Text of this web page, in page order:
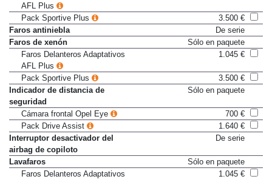
AFL Plus
Pack Sportive Plus
3.500 €
Faros antiniebla
De serie
Faros de xenón
Sólo en paquete
Faros Delanteros Adaptativos
AFL Plus
1.045 €
Pack Sportive Plus
3.500 €
Indicador de distancia de
seguridad
Sólo en paquete
Cámara frontal Opel Eye
700 €
Pack Drive Assist
1.640 €
Interruptor desactivador del
airbag de copiloto
De serie
Lavafaros
Sólo en paquete
Faros Delanteros Adaptativos
1.045 €